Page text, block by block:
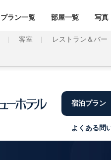
プラン一覧 部屋一覧 写真
客室 レストラン＆バー
宿泊プラン
よくある問